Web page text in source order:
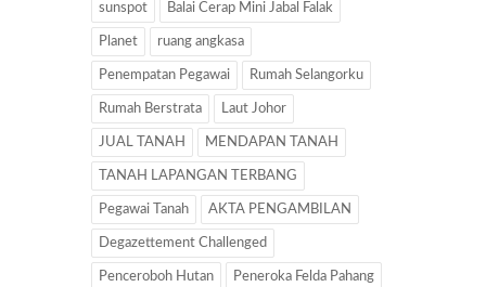
sunspot Balai Cerap Mini Jabal Falak
Planet ruang angkasa
Penempatan Pegawai Rumah Selangorku
Rumah Berstrata Laut Johor
JUAL TANAH MENDAPAN TANAH
TANAH LAPANGAN TERBANG
Pegawai Tanah AKTA PENGAMBILAN
Degazettement Challenged
Penceroboh Hutan Peneroka Felda Pahang